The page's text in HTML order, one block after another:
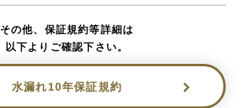
その他、保証規約等詳細は
以下よりご確認下さい。
水漏れ10年保証規約